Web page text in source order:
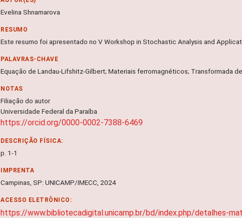
Evelina Shnamarova
RESUMO
Este resumo foi apresentado no V Workshop in Stochastic Analysis and
PALAVRAS-CHAVE
Equação de Landau-Lifshitz-Gilbert; Materiais ferromagnéticos; Transformada
NOTAS
Filiação do autor
Universidade Federal da Paraíba
https://orcid.org/0000-0002-7388-6469
DESCRIÇÃO FÍSICA:
p. 1-1
IMPRENTA
Campinas, SP: UNICAMP/IMECC, 2024
ACESSO ELETRÔNICO:
https://www.bibliotecadigital.unicamp.br/bd/index.php/detalhes-